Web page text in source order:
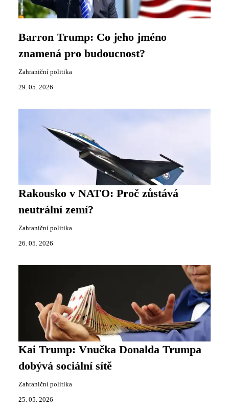
Barron Trump: Co jeho jméno
znamená pro budoucnost?
Zahraniční politika
29. 05. 2026
Rakousko v NATO: Proč zůstává
neutrální zemí?
Zahraniční politika
26. 05. 2026
Kai Trump: Vnučka Donalda Trumpa
dobývá sociální sítě
Zahraniční politika
25. 05. 2026